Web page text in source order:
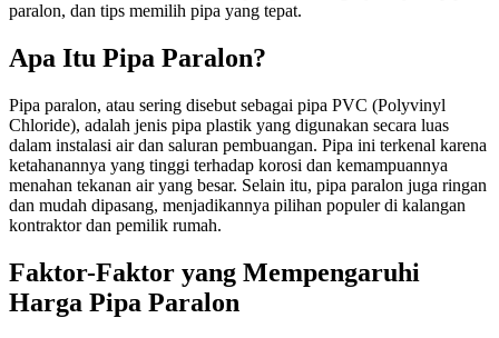
paralon, dan tips memilih pipa yang tepat.
Apa Itu Pipa Paralon?
Pipa paralon, atau sering disebut sebagai pipa PVC (Polyvinyl
Chloride), adalah jenis pipa plastik yang digunakan secara luas
dalam instalasi air dan saluran pembuangan. Pipa ini terkenal karena
ketahanannya yang tinggi terhadap korosi dan kemampuannya
menahan tekanan air yang besar. Selain itu, pipa paralon juga ringan
dan mudah dipasang, menjadikannya pilihan populer di kalangan
kontraktor dan pemilik rumah.
Faktor-Faktor yang Mempengaruhi
Harga Pipa Paralon